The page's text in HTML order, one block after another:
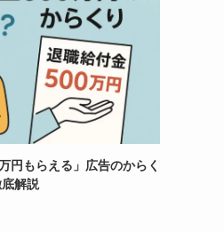
円もらえる」広告のからく
解説